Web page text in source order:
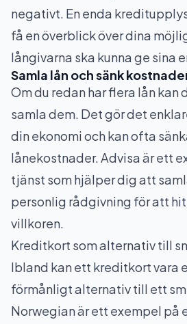
negativt. En enda
få en överblick över dina
långivarna ska kunna ge sina
Samla lån och sänk
Om du redan har flera lån kan
samla dem. Det gör det
din ekonomi och kan ofta
lånekostnader. Advisa är ett
tjänst som hjälper dig att
personlig rådgivning för att
villkoren.
Kreditkort som alternativ till
Ibland kan ett kreditkort vara
förmånligt alternativ till ett
Norwegian är ett exempel på